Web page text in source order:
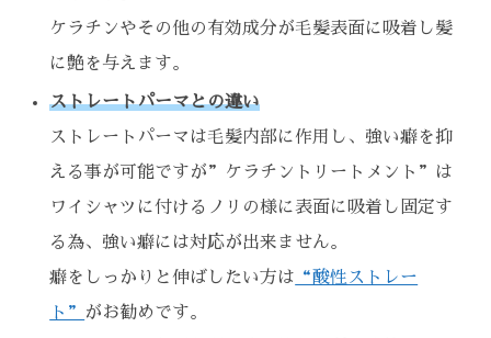
ケラチンやその他の有効成分が毛髪表面に吸着し髪
に艶を与えます。
ストレートパーマとの違い
ストレートパーマは毛髪内部に作用し、強い癖を抑
える事が可能ですが”ケラチントリートメント”は
ワイシャツに付けるノリの様に表面に吸着し固定す
る為、強い癖には対応が出来ません。
癖をしっかりと伸ばしたい方は “酸性ストレー
ト”
がお勧めです。